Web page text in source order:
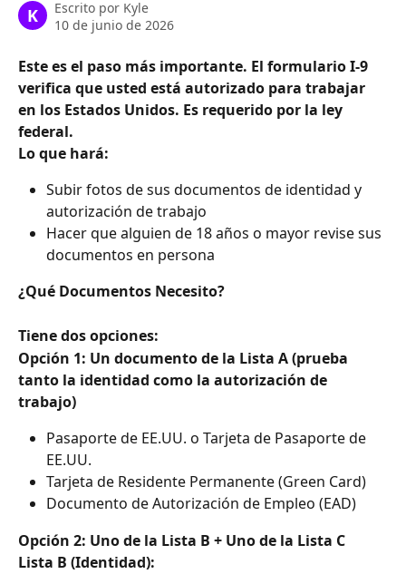
K Escrito por Kyle
10 de junio de 2026
Este es el paso más importante. El formulario I-9
verifica que usted está autorizado para trabajar
en los Estados Unidos. Es requerido por la ley
federal.
Lo que hará:
Subir fotos de sus documentos de identidad y
autorización de trabajo
Hacer que alguien de 18 años o mayor revise sus
documentos en persona
¿Qué Documentos Necesito?
Tiene dos opciones:
Opción 1: Un documento de la Lista A (prueba
tanto la identidad como la autorización de
trabajo)
Pasaporte de EE.UU. o Tarjeta de Pasaporte de
EE.UU.
Tarjeta de Residente Permanente (Green Card)
Documento de Autorización de Empleo (EAD)
Opción 2: Uno de la Lista B + Uno de la Lista C
Lista B (Identidad):